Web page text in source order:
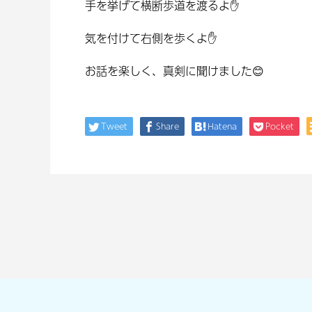
手を挙げて横断歩道を渡るよ✋
気を付けて右側を歩くよ✋
お話を楽しく、真剣に聞けました😊
Tweet Share Hatena Pocket